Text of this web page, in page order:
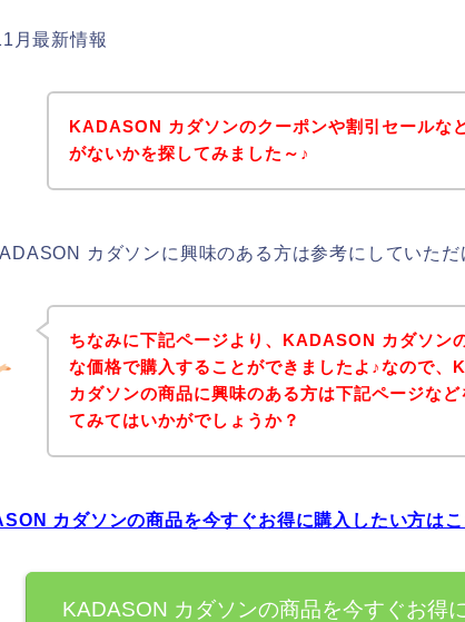
月最新情報
KADASON カダソンのクーポンや割引セールな
がないかを探してみました～♪
カダソンに興味のある方は参考にしていただ
ちなみに下記ページより、KADASON カダソン
な価格で購入することができましたよ♪なので、
カダソンの商品に興味のある方は下記ページな
てみてはいかがでしょうか？
カダソンの商品を今すぐお得に購入したい方はこ
KADASON カダソンの商品を今すぐお得